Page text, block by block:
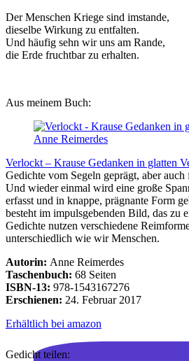
Der Menschen Kriege sind imstande,
dieselbe Wirkung zu entfalten.
Und häufig sehn wir uns am Rande,
die Erde fruchtbar zu erhalten.
Aus meinem Buch:
Verlockt – Krause Gedanken in glatten
Gedichte vom Segeln geprägt, aber
Und wieder einmal wird eine große
erfasst und in knappe, prägnante Form
besteht im impulsgebenden Bild, das zu
Gedichte nutzen verschiedene
unterschiedlich wie wir Menschen.
Autorin: Anne Reimerdes
Taschenbuch: 68 Seiten
ISBN-13: 978-1543167276
Erschienen: 24. Februar 2017
Erhältlich bei amazon
Gedicht teilen: